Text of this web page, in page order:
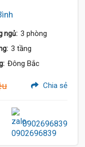
ngủ: 3 phòng
3 tầng
Đông Bắc
Chia sẻ
0902696839